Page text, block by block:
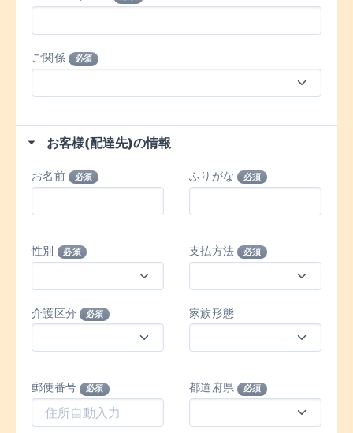
ご関係 必須
お客様(配達先)の情報
お名前 必須 ふりがな 必須
性別 必須 支払方法 必須
介護区分 必須 家族形態
郵便番号 必須 都道府県 必須